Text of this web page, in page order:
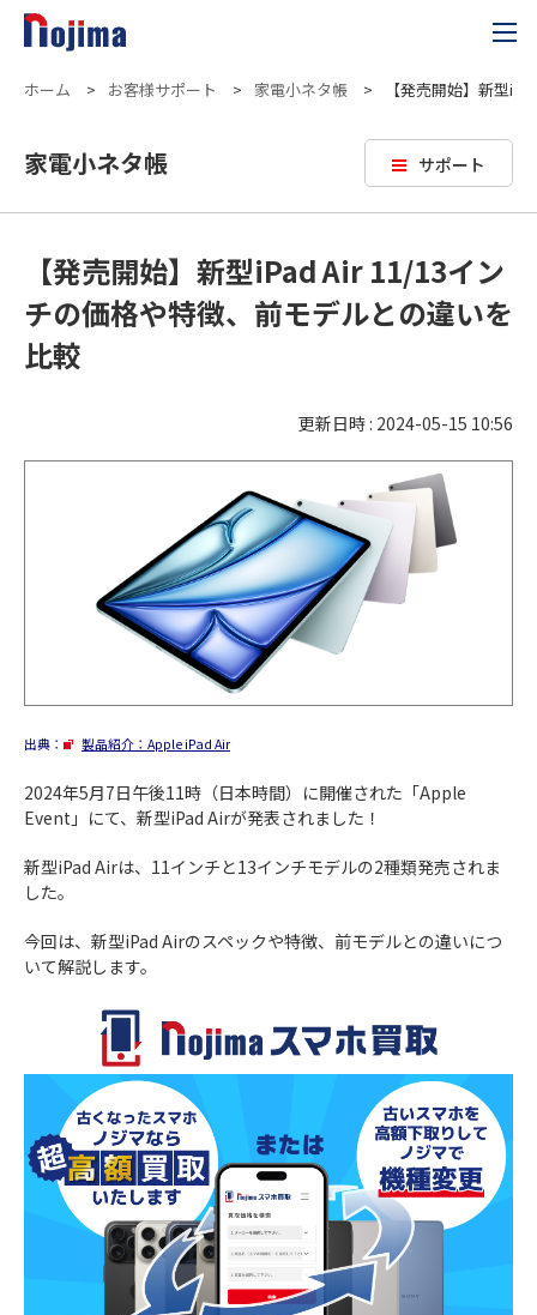
ホーム > お客様サポート > 家電小ネタ帳 > 【発売開始】新型
サポート
家電小ネタ帳
【発売開始】新型iPad Air 11/13イン
チの価格や特徴、前モデルとの違いを
比較
更新日時 : 2024-05-15 10:56
出典： 製品紹介：Apple iPad Air
2024年5月7日午後11時（日本時間）に開催された「Apple
Event」にて、新型iPad Airが発表されました！
新型iPad Airは、11インチと13インチモデルの2種類発売されま
した。
今回は、新型iPad Airのスペックや特徴、前モデルとの違いにつ
いて解説します。